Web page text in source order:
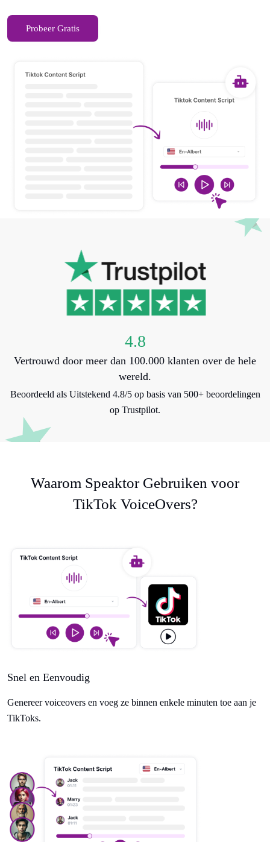
Probeer Gratis
4.8
Vertrouwd door meer dan 100.000 klanten over de hele
wereld.
Beoordeeld als Uitstekend 4.8/5 op basis van 500+ beoordelingen
op Trustpilot.
Waarom Speaktor Gebruiken voor
TikTok VoiceOvers?
Snel en Eenvoudig
Genereer voiceovers en voeg ze binnen enkele minuten toe aan je
TikToks.